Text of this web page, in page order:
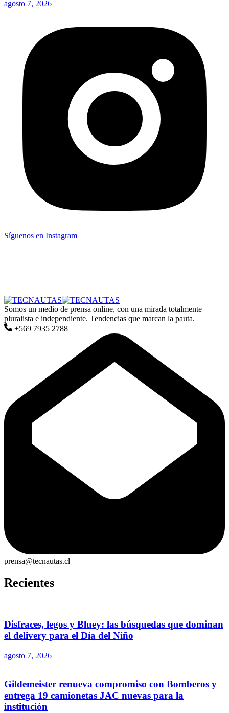
agosto 7, 2026
Síguenos en Instagram
Somos un medio de prensa online, con una mirada totalmente
pluralista e independiente. Tendencias que marcan la pauta.
+569 7935 2788
prensa@tecnautas.cl
Recientes
Disfraces, legos y Bluey: las búsquedas que dominan
el delivery para el Día del Niño
agosto 7, 2026
Gildemeister renueva compromiso con Bomberos y
entrega 19 camionetas JAC nuevas para la
institución